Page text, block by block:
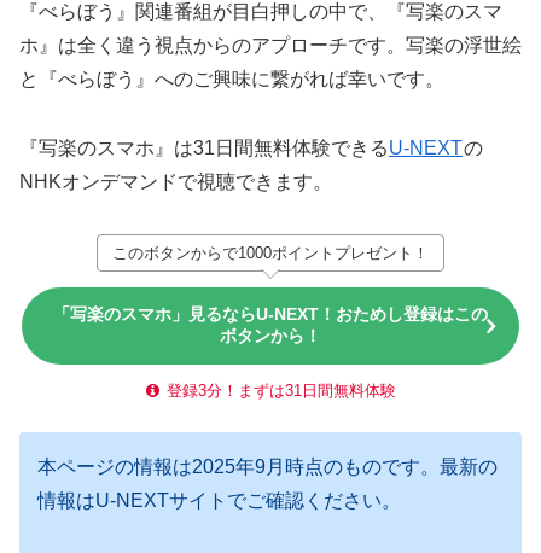
『べらぼう』関連番組が目白押しの中で、『写楽のスマ
ホ』は全く違う視点からのアプローチです。写楽の浮世絵
と『べらぼう』へのご興味に繋がれば幸いです。
『写楽のスマホ』は31日間無料体験できるU-NEXTの
NHKオンデマンドで視聴できます。
このボタンからで1000ポイントプレゼント！
「写楽のスマホ」見るならU-NEXT！おためし登録はこの
ボタンから！
登録3分！まずは31日間無料体験
本ページの情報は2025年9月時点のものです。最新の
情報はU-NEXTサイトでご確認ください。